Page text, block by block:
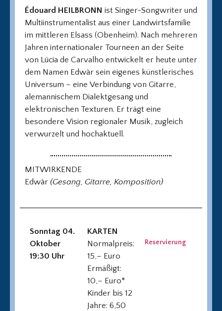
Édouard HEILBRONN ist Singer-Songwriter und
Multiinstrumentalist aus einer Landwirtsfamilie
im mittleren Elsass (Obenheim). Nach mehreren
Jahren internationaler Tourneen an der Seite
von Lúcia de Carvalho entwickelt er heute unter
dem Namen Edwàr sein eigenes künstlerisches
Universum – eine Verbindung von Gitarre,
alemannischem Dialektgesang und
elektronischen Texturen. Er trägt eine
besondere Vision regionaler Musik, zugleich
verwurzelt und hochaktuell.
MITWIRKENDE
Edwàr (Gesang, Gitarre, Komposition)
Sonntag 04.
Oktober
19:30 Uhr
KARTEN
Normalpreis:
15,– Euro
Ermäßigt:
10,– Euro*
Kinder bis 12
Jahre: 6,50
Reservierung